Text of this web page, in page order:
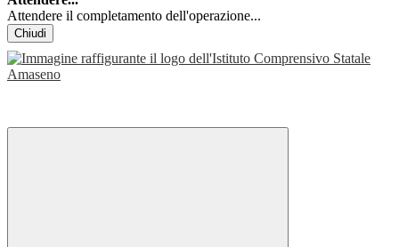
Attendere il completamento dell'operazione...
Chiudi